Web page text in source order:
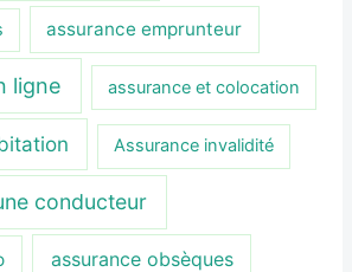
assurance emprunteur
ligne assurance et colocation
Assurance invalidité
conducteur
assurance obsèques